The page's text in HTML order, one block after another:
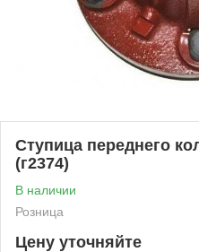
Ступица переднего
(г2374)
В наличии
Розница
Цену уточняйте